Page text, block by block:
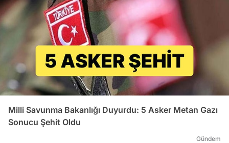
Milli Savunma Bakanlığı Duyurdu: 5 Asker Metan Gazı
Sonucu Şehit Oldu
Gündem